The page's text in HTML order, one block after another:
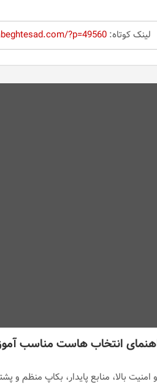
لینک کوتاه: ?p=49560
انتخاب هاست مناسب
بالا، منابع پایدار، بکاپ منظم و